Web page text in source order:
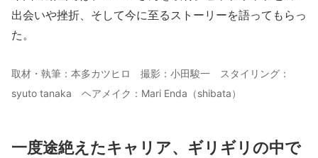
出会いや挫折、そして今に至るストーリーを語ってもらっ
た。
取材・執筆：本多カツヒロ 撮影：小田駿一 スタイリング：
syuto tanaka ヘアメイク：Mari Enda（shibata）
一度途絶えたキャリア、ギリギリの中で